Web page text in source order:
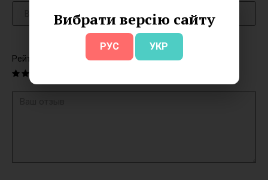
Вибрати версію сайту
РУС УКР
Рейтинг